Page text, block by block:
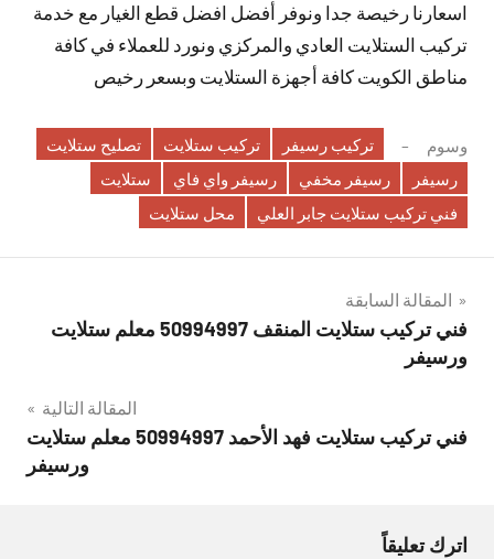
اسعارنا رخيصة جدا ونوفر أفضل افضل قطع الغيار مع خدمة
تركيب الستلايت العادي والمركزي ونورد للعملاء في كافة
مناطق الكويت كافة أجهزة الستلايت وبسعر رخيص
وسوم تركيب رسيفر تركيب ستلايت
تصليح ستلايت
رسيفر
رسيفر مخفي رسيفر واي فاي
ستلايت
فني تركيب ستلايت جابر العلي
محل ستلايت
تصفّح
المقالات
المقالة السابقة
فني تركيب ستلايت المنقف 50994997 معلم ستلايت
ورسيفر
المقالة التالية
فني تركيب ستلايت فهد الأحمد 50994997 معلم ستلايت
ورسيفر
اترك تعليقاً